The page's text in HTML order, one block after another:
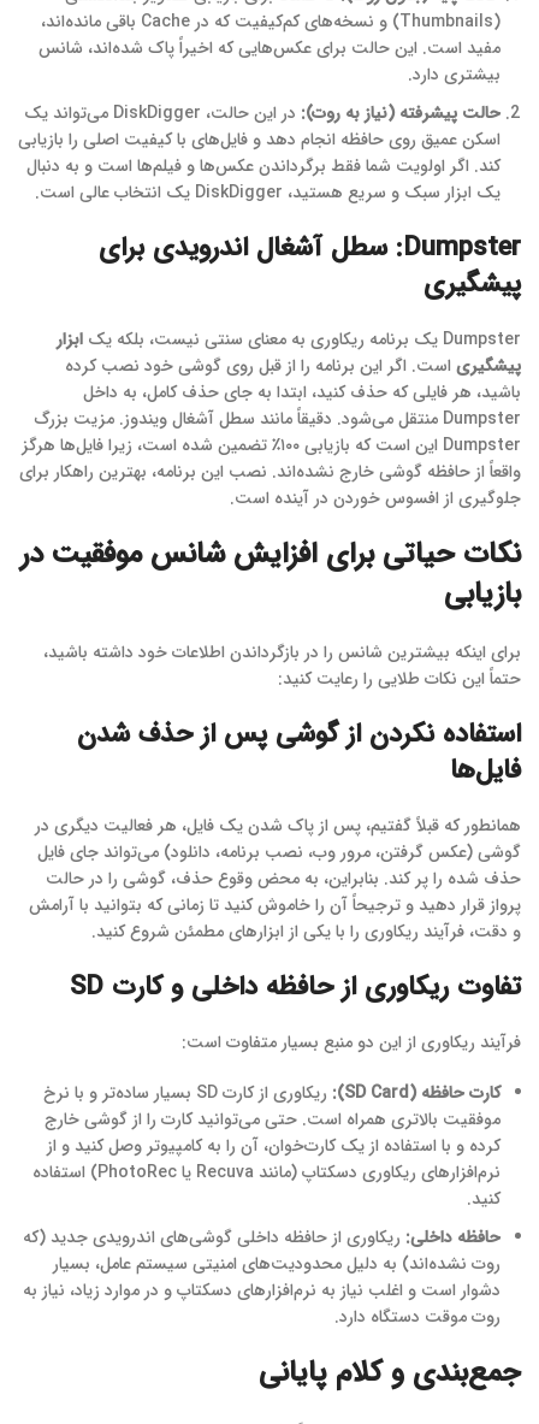
(Thumbnails) و نسخه‌های کم‌کیفیت که در Cache باقی مانده‌اند،
مفید است. این حالت برای عکس‌هایی که اخیراً پاک شده‌اند، شانس
بیشتری دارد.
حالت پیشرفته (نیاز به روت):
در این حالت، DiskDigger می‌تواند یک
اسکن عمیق روی حافظه انجام دهد و فایل‌های با کیفیت اصلی را بازیابی
کند. اگر اولویت شما فقط برگرداندن عکس‌ها و فیلم‌ها است و به دنبال
یک ابزار سبک و سریع هستید، DiskDigger یک انتخاب عالی است.
Dumpster: سطل آشغال اندرویدی برای
پیشگیری
Dumpster یک برنامه ریکاوری به معنای سنتی نیست، بلکه یک
ابزار
پیشگیری است. اگر این برنامه را از قبل روی گوشی خود نصب کرده
باشید، هر فایلی که حذف کنید، ابتدا به جای حذف کامل، به داخل
Dumpster منتقل می‌شود. دقیقاً مانند سطل آشغال ویندوز. مزیت بزرگ
Dumpster این است که بازیابی ۱۰۰٪ تضمین شده است، زیرا فایل‌ها هرگز
واقعاً از حافظه گوشی خارج نشده‌اند. نصب این برنامه، بهترین راهکار برای
جلوگیری از افسوس خوردن در آینده است.
نکات حیاتی برای افزایش شانس موفقیت در
بازیابی
برای اینکه بیشترین شانس را در بازگرداندن اطلاعات خود داشته باشید،
حتماً این نکات طلایی را رعایت کنید:
استفاده نکردن از گوشی پس از حذف شدن
فایل‌ها
همانطور که قبلاً گفتیم، پس از پاک شدن یک فایل، هر فعالیت دیگری در
گوشی (عکس گرفتن، مرور وب، نصب برنامه، دانلود) می‌تواند جای فایل
حذف شده را پر کند. بنابراین، به محض وقوع حذف، گوشی را در حالت
پرواز قرار دهید و ترجیحاً آن را خاموش کنید تا زمانی که بتوانید با آرامش
و دقت، فرآیند ریکاوری را با یکی از ابزارهای مطمئن شروع کنید.
تفاوت ریکاوری از حافظه داخلی و کارت SD
فرآیند ریکاوری از این دو منبع بسیار متفاوت است:
کارت حافظه (SD Card):
ریکاوری از کارت SD بسیار ساده‌تر و با نرخ
موفقیت بالاتری همراه است. حتی می‌توانید کارت را از گوشی خارج
کرده و با استفاده از یک کارت‌خوان، آن را به کامپیوتر وصل کنید و از
نرم‌افزارهای ریکاوری دسکتاپ (مانند Recuva یا PhotoRec) استفاده
کنید.
حافظه داخلی: ریکاوری از حافظه داخلی گوشی‌های اندرویدی جدید (که
روت نشده‌اند) به دلیل محدودیت‌های امنیتی سیستم عامل، بسیار
دشوار است و اغلب نیاز به نرم‌افزارهای دسکتاپ و در موارد زیاد، نیاز به
روت موقت دستگاه دارد.
جمع‌بندی و کلام پایانی